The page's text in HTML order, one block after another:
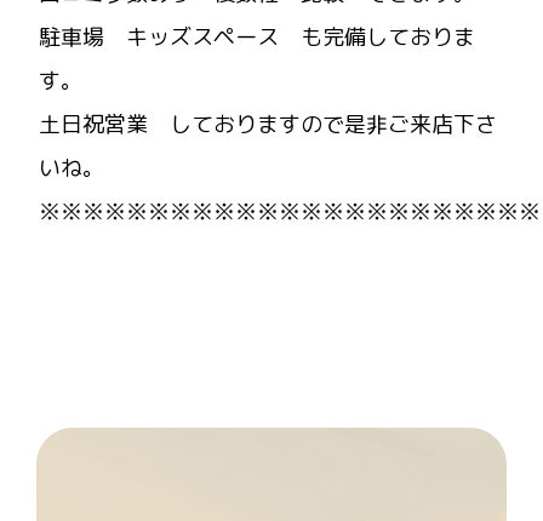
駐車場 キッズスペース も完備しておりま
す。
土日祝営業 しておりますので是非ご来店下さ
いね。